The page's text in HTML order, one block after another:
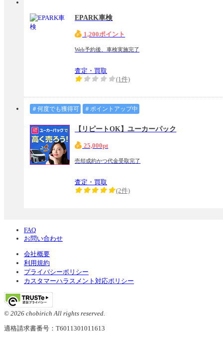
EPARK車検
1,200ポイント
Web予約後、車検実施完了
査定・買取
(1件)
＃何度でも獲得可 ＃ポイントアップ中
【リピートOK】ユーカーパック
25,000pt
売却成約かつ代金受取完了
査定・買取
(2件)
FAQ
お問い合わせ
会社概要
利用規約
プライバシーポリシー
カスタマーハラスメント対応ポリシー
© 2026 chobirich All rights reserved.
適格請求書番号：T6011301011613